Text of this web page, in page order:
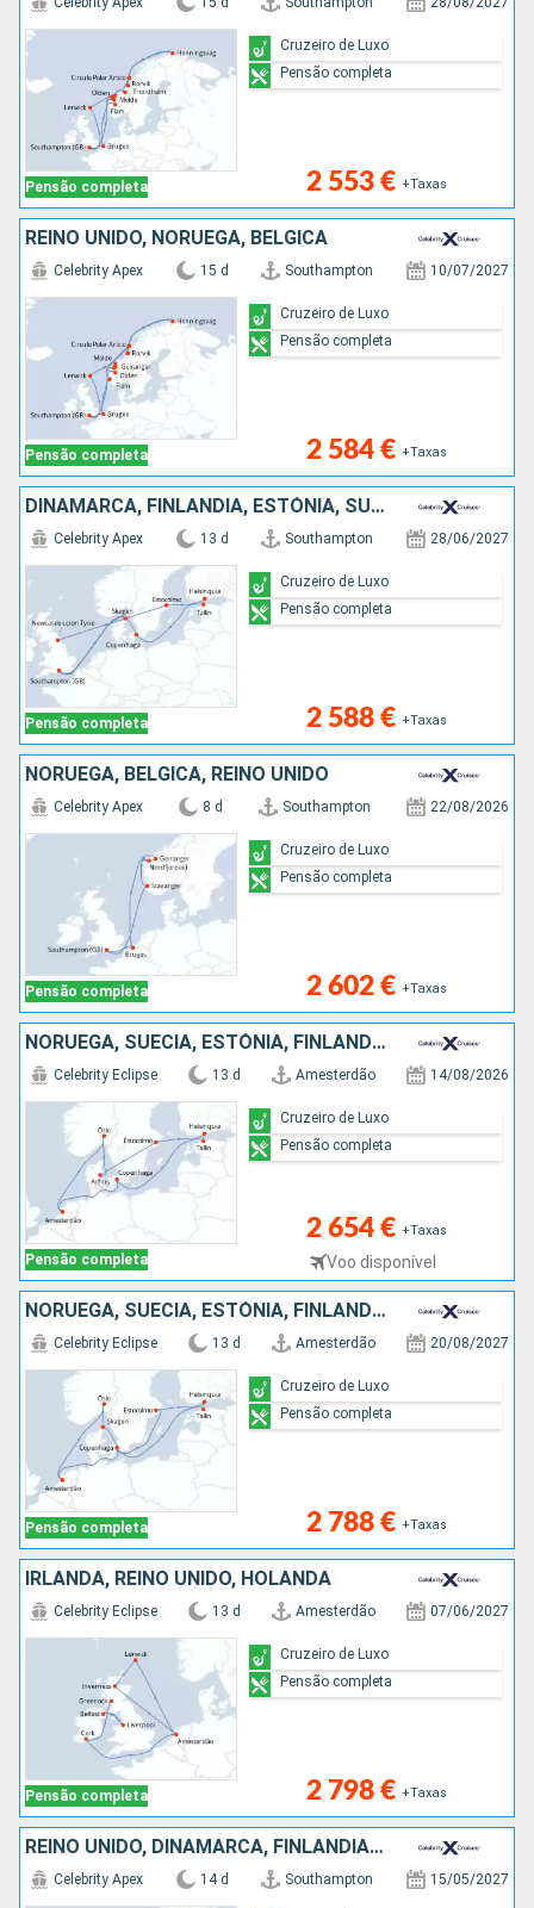
Pensão completa 2 553 € +Taxas
Cruzeiro de Luxo
Pensão completa
REINO UNIDO, NORUEGA, BÉLGICA
Pensão completa
Celebrity Apex 15 d Southampton 10/07/2027
2 584 € +Taxas
Cruzeiro de Luxo
Pensão completa
DINAMARCA, FINLÂNDIA, ESTÓNIA, SUÉCIA, REINO UNIDO
Pensão completa
Celebrity Apex 13 d Southampton 28/06/2027
2 588 € +Taxas
Cruzeiro de Luxo
Pensão completa
NORUEGA, BÉLGICA, REINO UNIDO
Pensão completa
Celebrity Apex 8 d Southampton 22/08/2026
2 602 € +Taxas
Cruzeiro de Luxo
Pensão completa
NORUEGA, SUÉCIA, ESTÓNIA, FINLÂNDIA, DINAMARCA, HOLANDA
Pensão completa
Celebrity Eclipse 13 d Amesterdão 14/08/2026
2 654 € +Taxas
Voo disponível
Cruzeiro de Luxo
Pensão completa
NORUEGA, SUÉCIA, ESTÓNIA, FINLÂNDIA, DINAMARCA, HOLANDA
Pensão completa
Celebrity Eclipse 13 d Amesterdão 20/08/2027
2 788 € +Taxas
Cruzeiro de Luxo
Pensão completa
IRLANDA, REINO UNIDO, HOLANDA
Pensão completa
Celebrity Eclipse 13 d Amesterdão 07/06/2027
2 798 € +Taxas
Cruzeiro de Luxo
Pensão completa
REINO UNIDO, DINAMARCA, FINLÂNDIA, ESTÓNIA, SUÉCIA, NORUEGA
Celebrity Apex 14 d Southampton 15/05/2027